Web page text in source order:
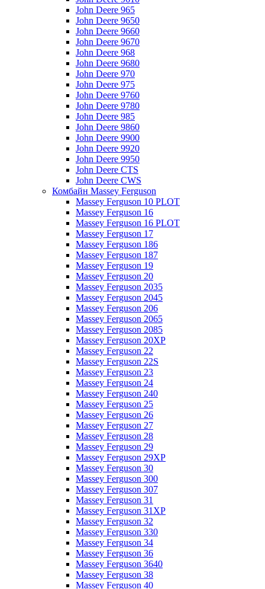
John Deere 965
John Deere 9650
John Deere 9660
John Deere 9670
John Deere 968
John Deere 9680
John Deere 970
John Deere 975
John Deere 9760
John Deere 9780
John Deere 985
John Deere 9860
John Deere 9900
John Deere 9920
John Deere 9950
John Deere CTS
John Deere CWS
Комбайн Massey Ferguson
Massey Ferguson 10 PLOT
Massey Ferguson 16
Massey Ferguson 16 PLOT
Massey Ferguson 17
Massey Ferguson 186
Massey Ferguson 187
Massey Ferguson 19
Massey Ferguson 20
Massey Ferguson 2035
Massey Ferguson 2045
Massey Ferguson 206
Massey Ferguson 2065
Massey Ferguson 2085
Massey Ferguson 20XP
Massey Ferguson 22
Massey Ferguson 22S
Massey Ferguson 23
Massey Ferguson 24
Massey Ferguson 240
Massey Ferguson 25
Massey Ferguson 26
Massey Ferguson 27
Massey Ferguson 28
Massey Ferguson 29
Massey Ferguson 29XP
Massey Ferguson 30
Massey Ferguson 300
Massey Ferguson 307
Massey Ferguson 31
Massey Ferguson 31XP
Massey Ferguson 32
Massey Ferguson 330
Massey Ferguson 34
Massey Ferguson 36
Massey Ferguson 3640
Massey Ferguson 38
Massey Ferguson 40